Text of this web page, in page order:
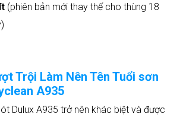
(phiên bản mới thay thế cho thùng 18
Trội Làm Nên Tên Tuổi sơn
A935
Dulux A935 trở nên khác biệt và được